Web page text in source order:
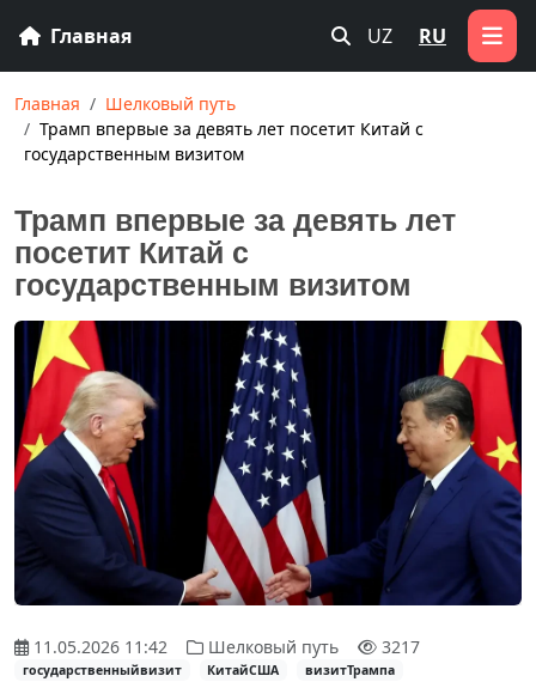
Главная UZ RU
Главная
Шелковый путь
Трамп впервые за девять лет посетит Китай с
государственным визитом
Трамп впервые за девять лет
посетит Китай с
государственным визитом
11.05.2026 11:42 Шелковый путь 3217
государственныйвизит КитайСША визитТрампа